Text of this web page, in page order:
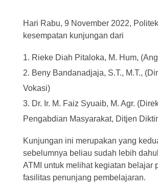
Hari Rabu, 9 November 2022,
kesempatan kunjungan dari
Rieke Diah Pitaloka, M. Hum,
Beny Bandanadjaja, S.T., M.T.,
Vokasi)
Dr. Ir. M. Faiz Syuaib, M. Agr.
Pengabdian Masyarakat, Ditjen
Kunjungan ini merupakan yang
sebelumnya beliau sudah lebih
ATMI untuk melihat kegiatan belajar
fasilitas penunjang pembelajaran.